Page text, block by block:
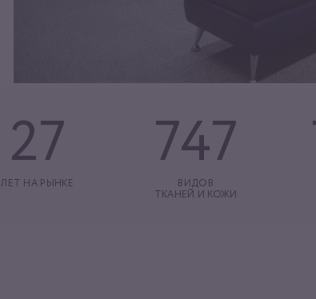
27
ЛЕТ НА РЫНКЕ
747
ВИДОВ
ТКАНЕЙ И КОЖИ